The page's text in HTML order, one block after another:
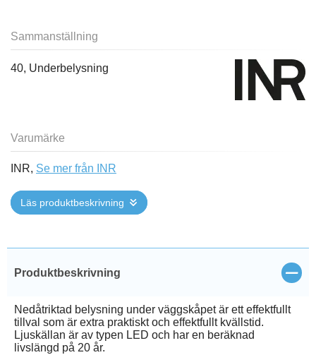
Sammanställning
40, Underbelysning
Varumärke
INR, Se mer från INR
Läs produktbeskrivning
Produktbeskrivning Stäng
Nedåtriktad belysning under väggskåpet är ett effektfullt
tillval som är extra praktiskt och effektfullt kvällstid.
Ljuskällan är av typen LED och har en beräknad
livslängd på 20 år.